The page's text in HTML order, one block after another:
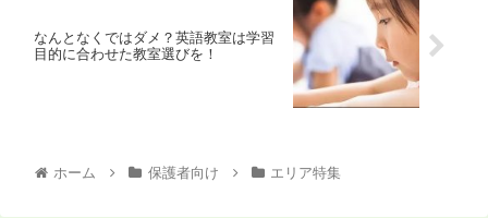
なんとなくではダメ？英語教室は学習
目的に合わせた教室選びを！
ホーム 保護者向け エリア特集